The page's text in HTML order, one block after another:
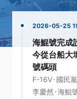
2026-05-25
海鯤號完成
今從台船大
號碼頭
F-16V· 國民
李慶然 ·海鯤